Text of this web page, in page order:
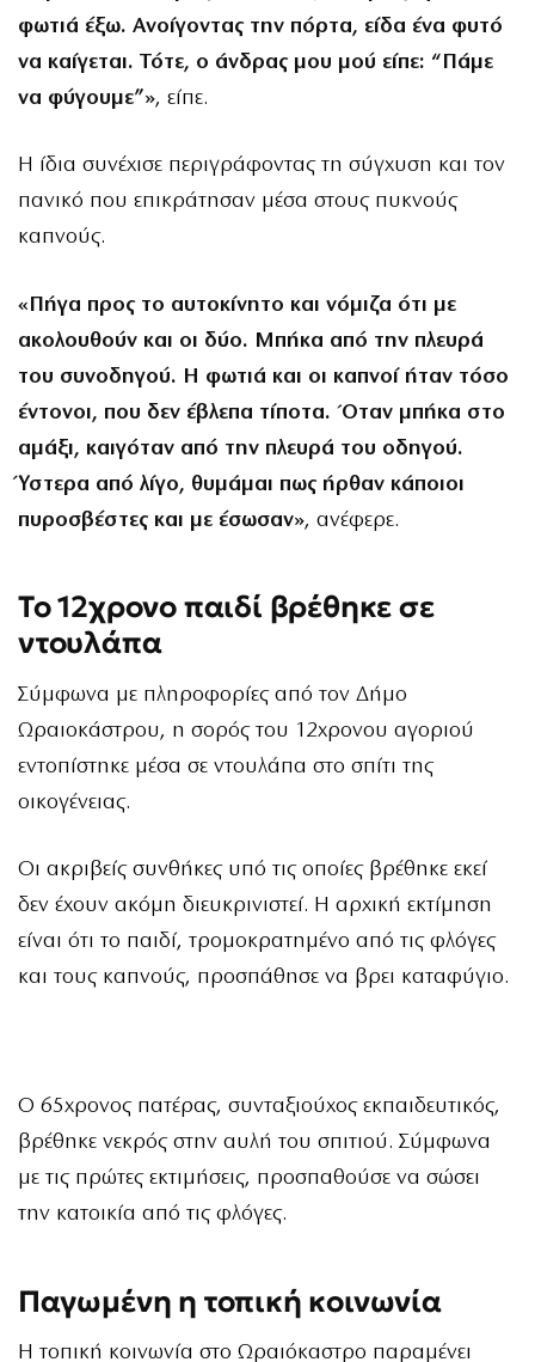
φωτιά έξω. Ανοίγοντας την πόρτα, είδα ένα φυτό
να καίγεται. Τότε, ο άνδρας μου μού είπε: “Πάμε
να φύγουμε”», είπε.
Η ίδια συνέχισε περιγράφοντας τη σύγχυση και τον
πανικό που επικράτησαν μέσα στους πυκνούς
καπνούς.
«Πήγα προς το αυτοκίνητο και νόμιζα ότι με
ακολουθούν και οι δύο. Μπήκα από την πλευρά
του συνοδηγού. Η φωτιά και οι καπνοί ήταν τόσο
έντονοι, που δεν έβλεπα τίποτα. Όταν μπήκα στο
αμάξι, καιγόταν από την πλευρά του οδηγού.
Ύστερα από λίγο, θυμάμαι πως ήρθαν κάποιοι
πυροσβέστες και με έσωσαν», ανέφερε.
Το 12χρονο παιδί βρέθηκε σε
ντουλάπα
Σύμφωνα με πληροφορίες από τον Δήμο
Ωραιοκάστρου, η σορός του 12χρονου αγοριού
εντοπίστηκε μέσα σε ντουλάπα στο σπίτι της
οικογένειας.
Οι ακριβείς συνθήκες υπό τις οποίες βρέθηκε εκεί
δεν έχουν ακόμη διευκρινιστεί. Η αρχική εκτίμηση
είναι ότι το παιδί, τρομοκρατημένο από τις φλόγες
και τους καπνούς, προσπάθησε να βρει καταφύγιο.
Ο 65χρονος πατέρας, συνταξιούχος εκπαιδευτικός,
βρέθηκε νεκρός στην αυλή του σπιτιού. Σύμφωνα
με τις πρώτες εκτιμήσεις, προσπαθούσε να σώσει
την κατοικία από τις φλόγες.
Παγωμένη η τοπική κοινωνία
Η τοπική κοινωνία στο Ωραιόκαστρο παραμένει